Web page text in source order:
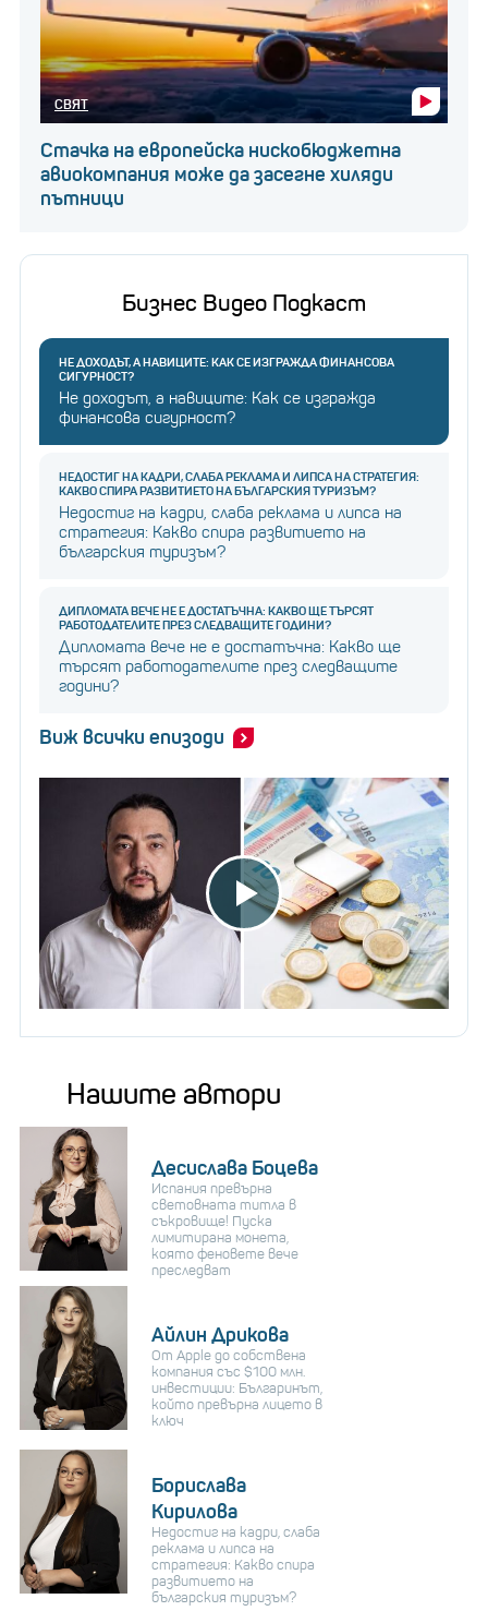
СВЯТ
Стачка на европейска нискобюджетна
авиокомпания може да засегне хиляди
пътници
Бизнес Видео Подкаст
НЕ ДОХОДЪТ, А НАВИЦИТЕ: КАК СЕ ИЗГРАЖДА ФИНАНСОВА
СИГУРНОСТ?
Не доходът, а навиците: Как се изгражда
финансова сигурност?
НЕДОСТИГ НА КАДРИ, СЛАБА РЕКЛАМА И ЛИПСА НА СТРАТЕГИЯ:
КАКВО СПИРА РАЗВИТИЕТО НА БЪЛГАРСКИЯ ТУРИЗЪМ?
Недостиг на кадри, слаба реклама и липса на
стратегия: Какво спира развитието на
българския туризъм?
ДИПЛОМАТА ВЕЧЕ НЕ Е ДОСТАТЪЧНА: КАКВО ЩЕ ТЪРСЯТ
РАБОТОДАТЕЛИТЕ ПРЕЗ СЛЕДВАЩИТЕ ГОДИНИ?
Дипломата вече не е достатъчна: Какво ще
търсят работодателите през следващите
години?
Виж всички епизоди
Нашите автори
Десислава Боцева
Испания превърна
световната титла в
съкровище! Пуска
лимитирана монета,
която феновете вече
преследват
Айлин Дрикова
От Apple до собствена
компания със $100 млн.
инвестиции: Българинът,
който превърна лицето в
ключ
Борислава
Кирилова
Недостиг на кадри, слаба
реклама и липса на
стратегия: Какво спира
развитието на
българския туризъм?